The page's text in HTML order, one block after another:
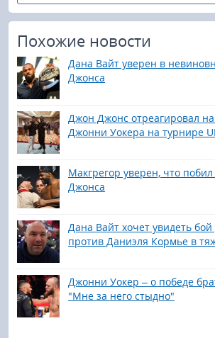
Похожие новости
Дана Вайт уверен в
Джонса
Джон Джонс отреагировал
Джонни Уокера на турнире
Макгрегор уверен, что
Джонса
Дана Вайт хочет увидеть
против Даниэля Кормье в
Джонни Уокер – о победе
"Мне за него стыдно"